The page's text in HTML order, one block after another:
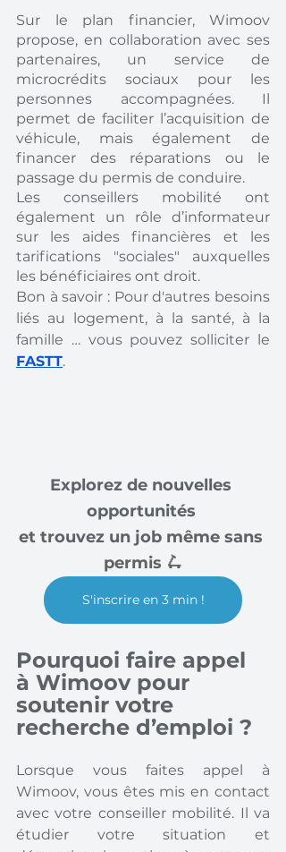
Sur le plan financier, Wimoov
propose, en collaboration avec ses
partenaires, un service de
microcrédits sociaux pour les
personnes accompagnées. Il
permet de faciliter l’acquisition de
véhicule, mais également de
financer des réparations ou le
passage du permis de conduire.
Les conseillers mobilité ont
également un rôle d’informateur
sur les aides financières et les
tarifications "sociales" auxquelles
les bénéficiaires ont droit.
Bon à savoir : Pour d'autres besoins
liés au logement, à la santé, à la
FASTT.
Explorez de nouvelles
opportunités
et trouvez un job même sans
permis 🛴
S'inscrire en 3 min !
Pourquoi faire appel
à Wimoov pour
soutenir votre
recherche d’emploi ?
Lorsque vous faites appel à
Wimoov, vous êtes mis en contact
avec votre conseiller mobilité. Il va
étudier votre situation et